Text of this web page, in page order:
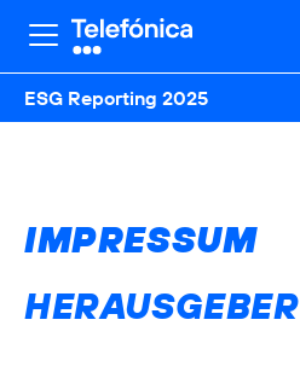
direkt
direkt
direktHauptnavigation
ESG Reporting 2025
IMPRESSUM
HERAUSGEBER